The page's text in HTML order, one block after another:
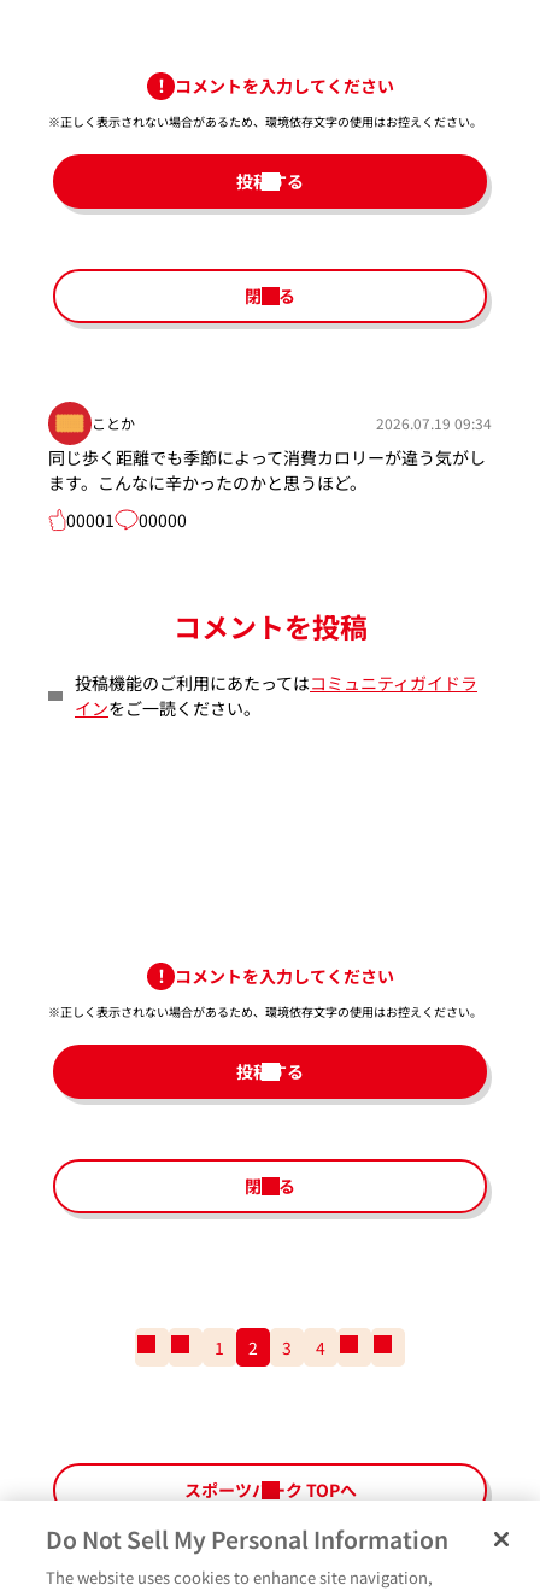
コメントを入力してください
※正しく表示されない場合があるため、環境依存文字の使用はお控えください。​
投稿する
閉じる
ことか 2026.07.19 09:34
同じ歩く距離でも季節によって消費カロリーが違う気がし
ます。こんなに辛かったのかと思うほど。
00001
00000
コメントを投稿
投稿機能のご利用にあたってはコミュニティガイドラ
インをご一読ください。
コメントを入力してください
※正しく表示されない場合があるため、環境依存文字の使用はお控えください。​
投稿する
閉じる
番
ペ
ー
ジ
の
1 2 3 4
の
番
ペ
ー
スポーツパーク TOPへ
Do Not Sell My Personal Information
The website uses cookies to enhance site navigation,